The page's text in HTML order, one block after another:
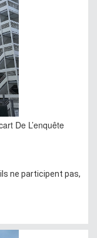
De L’enquête
ne participent pas,